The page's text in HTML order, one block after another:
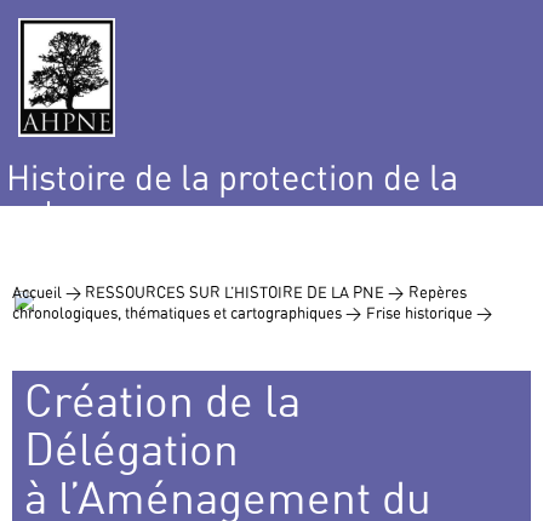
Histoire de la protection de la
nature
Accueil > RESSOURCES SUR L’HISTOIRE DE LA PNE > Repères
chronologiques, thématiques et cartographiques > Frise historique >
Création de la
Délégation
à l’Aménagement du